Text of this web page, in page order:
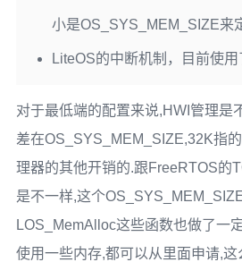
小是OS_SYS_MEM_SIZE来
LiteOS的中断机制，目前使用
对于最低端的配置来说,HWI管理是
差在OS_SYS_MEM_SIZE,32K指
理器的其他开销的.跟FreeRTOS的
是不一样,这个
LOS_MemAlloc这些函数也做了一
使用一些内存,都可以从里面申请,